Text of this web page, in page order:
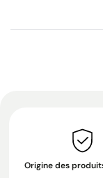
Origine des